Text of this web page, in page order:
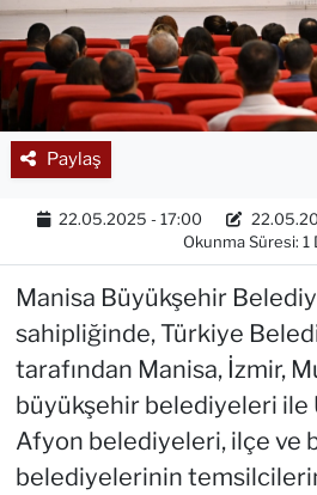
Paylaş
22.05.2025 - 17:00
Okunma Süresi: 1
Manisa Büyükşehir
sahipliğinde, Türkiye
tarafından Manisa, İzmir,
büyükşehir belediyeleri ile
Afyon belediyeleri, ilçe ve
belediyelerinin